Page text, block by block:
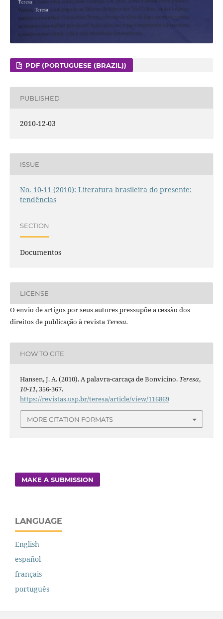
PDF (PORTUGUESE (BRAZIL))
PUBLISHED
2010-12-03
ISSUE
No. 10-11 (2010): Literatura brasileira do presente:
tendências
SECTION
Documentos
LICENSE
O envio de artigos por seus autores pressupõe a cessão dos
direitos de publicação à revista Teresa.
HOW TO CITE
Hansen, J. A. (2010). A palavra-carcaça de Bonvicino. Teresa,
10-11, 356-367.
https://revistas.usp.br/teresa/article/view/116869
MORE CITATION FORMATS
MAKE A SUBMISSION
LANGUAGE
English
español
français
português